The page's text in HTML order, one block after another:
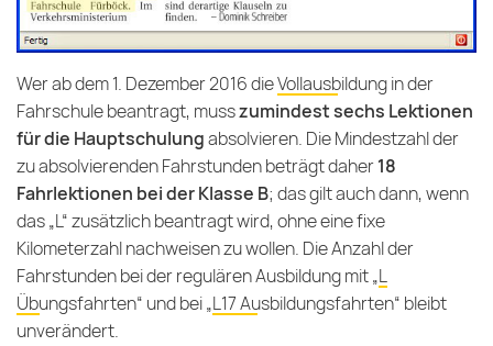
Wer ab dem 1. Dezember 2016 dieVollausbildung in der
Fahrschulebeantragt, musszumindest sechs Lektionen
für die Hauptschulungabsolvieren. Die Mindestzahl der
zu absolvierenden Fahrstunden beträgt daher18
Fahrlektionen bei der Klasse B; das gilt auch dann, wenn
das „L“ zusätzlich beantragt wird, ohne eine fixe
Kilometerzahl nachweisen zu wollen. Die Anzahl der
Fahrstunden bei der regulären Ausbildung mit „L
Übungsfahrten“ und bei „L17 Ausbildungsfahrten“ bleibt
unverändert.